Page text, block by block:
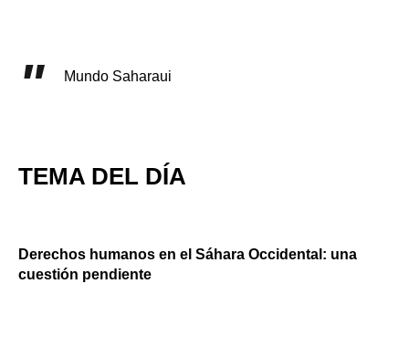
Mundo Saharaui
TEMA DEL DÍA
Derechos humanos en el Sáhara Occidental: una
cuestión pendiente